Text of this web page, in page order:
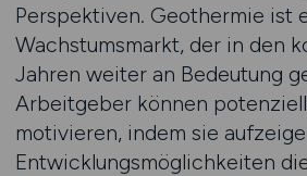
Perspektiven. Geothermie ist
Wachstumsmarkt, der in den
Jahren weiter an Bedeutung
Arbeitgeber können
motivieren, indem sie
Entwicklungsmöglichkeiten